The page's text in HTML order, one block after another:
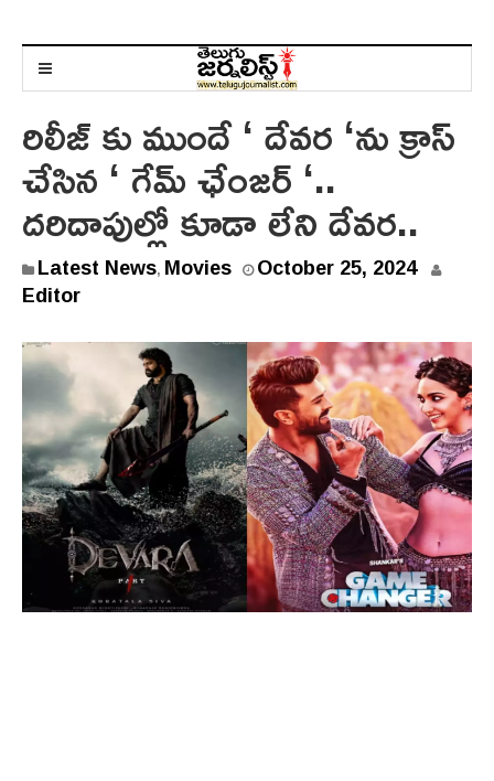
రిలీజ్ కు ముందే ‘ దేవర ‘ను క్రాస్
చేసిన ‘ గేమ్ ఛేంజర్ ‘..
దరిదాపుల్లో కూడా లేని దేవర..
Latest News, Movies October 25, 2024
Editor